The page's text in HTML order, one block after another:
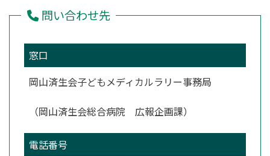
問い合わせ先
窓口
岡山済生会子どもメディカルラリー事務局
（岡山済生会総合病院 広報企画課）
電話番号